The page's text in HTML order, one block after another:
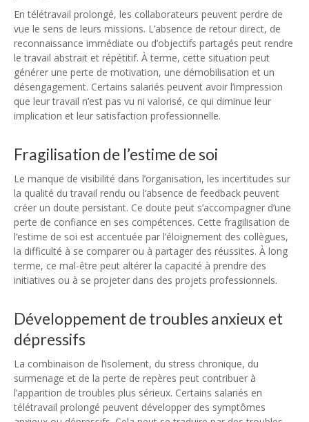
En télétravail prolongé, les collaborateurs peuvent perdre de
vue le sens de leurs missions. L’absence de retour direct, de
reconnaissance immédiate ou d’objectifs partagés peut rendre
le travail abstrait et répétitif. À terme, cette situation peut
générer une perte de motivation, une démobilisation et un
désengagement. Certains salariés peuvent avoir l’impression
que leur travail n’est pas vu ni valorisé, ce qui diminue leur
implication et leur satisfaction professionnelle.
Fragilisation de l’estime de soi
Le manque de visibilité dans l’organisation, les incertitudes sur
la qualité du travail rendu ou l’absence de feedback peuvent
créer un doute persistant. Ce doute peut s’accompagner d’une
perte de confiance en ses compétences. Cette fragilisation de
l’estime de soi est accentuée par l’éloignement des collègues,
la difficulté à se comparer ou à partager des réussites. À long
terme, ce mal-être peut altérer la capacité à prendre des
initiatives ou à se projeter dans des projets professionnels.
Développement de troubles anxieux et
dépressifs
La combinaison de l’isolement, du stress chronique, du
surmenage et de la perte de repères peut contribuer à
l’apparition de troubles plus sérieux. Certains salariés en
télétravail prolongé peuvent développer des symptômes